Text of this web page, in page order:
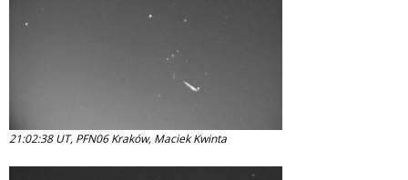
21:02:38 UT, PFN06 Kraków, Maciek Kwinta